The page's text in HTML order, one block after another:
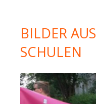
BILDER
SCHULEN